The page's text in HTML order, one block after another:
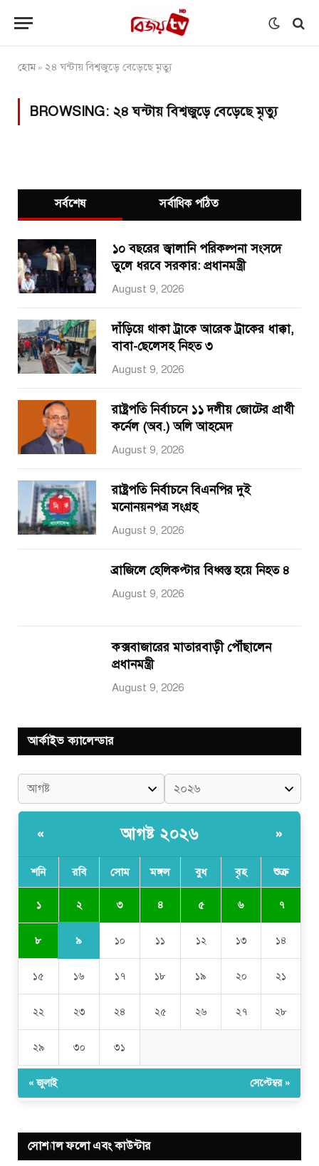
হোম» ২৪ ঘন্টায় বিশ্বজুড়ে বেড়েছে মৃত্যু
BROWSING: ২৪ ঘন্টায় বিশ্বজুড়ে বেড়েছে মৃত্যু
সর্বশেষ সর্বাধিক পঠিত
১০ বছরের জ্বালানি পরিকল্পনা সংসদে
তুলে ধরবে সরকার: প্রধানমন্ত্রী
August 9, 2026
দাঁড়িয়ে থাকা ট্রাকে আরেক ট্রাকের ধাক্কা,
বাবা-ছেলেসহ নিহত ৩
August 9, 2026
রাষ্ট্রপতি নির্বাচনে ১১ দলীয় জোটের প্রার্থী
কর্নেল (অব.) অলি আহমেদ
August 9, 2026
রাষ্ট্রপতি নির্বাচনে বিএনপির দুই
মনোনয়নপত্র সংগ্রহ
August 9, 2026
ব্রাজিলে হেলিকপ্টার বিধ্বস্ত হয়ে নিহত ৪
August 9, 2026
কক্সবাজারের মাতারবাড়ী পৌঁছালেন
প্রধানমন্ত্রী
August 9, 2026
আর্কাইভ ক্যালেন্ডার
« আগষ্ট ২০২৬ »
শনি রবি সোম মঙ্গল বুধ বৃহ শুক্র
১ ২ ৩ ৪ ৫ ৬ ৭
৮ ৯ ১০ ১১ ১২ ১৩ ১৪
১৫ ১৬ ১৭ ১৮ ১৯ ২০ ২১
২২ ২৩ ২৪ ২৫ ২৬ ২৭ ২৮
২৯ ৩০ ৩১
« জুলাই সেপ্টেম্বর »
সোশ্যাল ফলো এবং কাউন্টার